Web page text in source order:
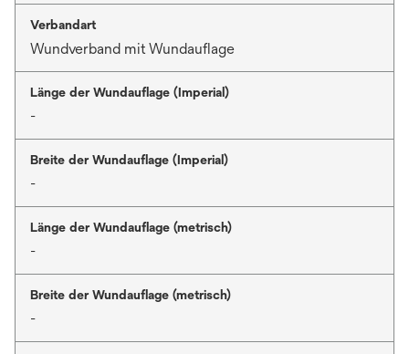
Verbandart
Wundverband mit Wundauflage
Länge der Wundauflage (Imperial)
-
Breite der Wundauflage (Imperial)
-
Länge der Wundauflage (metrisch)
-
Breite der Wundauflage (metrisch)
-